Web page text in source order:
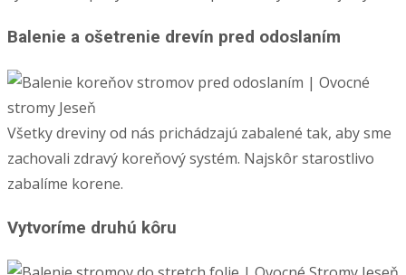
Balenie a ošetrenie drevín pred odoslaním
Všetky dreviny od nás prichádzajú zabalené tak, aby sme
zachovali zdravý koreňový systém. Najskôr starostlivo
zabalíme korene.
Vytvoríme druhú kôru